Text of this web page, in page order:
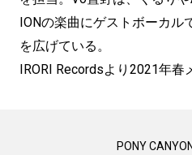
IONの楽曲にゲストボーカル
を広げている。
IRORI Recordsより2021年春
PONY